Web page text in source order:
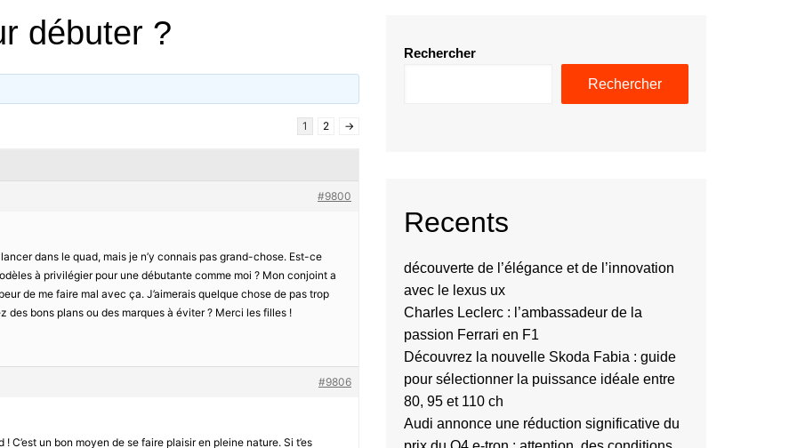
débuter ?
1 2 →
#9800
dans le quad, mais je n’y connais pas grand-chose. Est-ce
à privilégier pour une débutante comme moi ? Mon conjoint a
de me faire mal avec ça. J’aimerais quelque chose de pas trop
des bons plans ou des marques à éviter ? Merci les filles !
#9806
C’est un bon moyen de se faire plaisir en pleine nature. Si t’es
Rechercher
Rechercher
Recents
découverte de l’élégance et de l’innovation
avec le lexus ux
Charles Leclerc : l’ambassadeur de la
passion Ferrari en F1
Découvrez la nouvelle Skoda Fabia : guide
pour sélectionner la puissance idéale entre
80, 95 et 110 ch
Audi annonce une réduction significative du